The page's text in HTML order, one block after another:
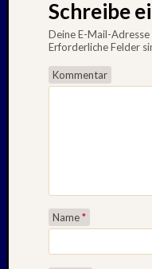
Schreibe
Deine E-Mail-
Erforderliche Felder
Kommentar
Name*